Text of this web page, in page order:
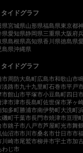
イドグラフ
県宮城県山形県福島県東京都
県愛知県静岡県三重県大阪府
県島根県高知県香川県徳島県
島県沖縄県
イドグラフ
市周防大島町広島市和歌山市
淡路市九十九里町石巻市平戸
市館山市平塚市小豆島町四日
津市津市長島町佐世保市茅ヶ
知多町勝浦市南伊勢町大洗町
磯町千葉市長門市焼津市亘理
市銚子市八戸市芦屋町光市舞
仙沼市市川市桑名市廿日市市
川崎市尾鷲市柳井市宇土市加
わじ市